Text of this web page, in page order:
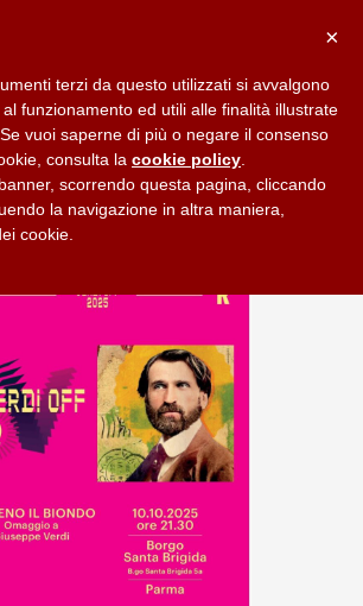
×
terzi da questo utilizzati si avvalgono
funzionamento ed utili alle finalità illustrate
vuoi saperne di più o negare il consenso
consulta la cookie policy
scorrendo questa pagina, cliccando
la navigazione in altra maniera,
cookie.